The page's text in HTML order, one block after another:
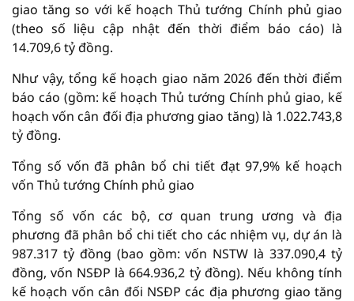
giao tăng so với kế hoạch Thủ tướng Chính phủ giao
(theo số liệu cập nhật đến thời điểm báo cáo) là
14.709,6 tỷ đồng.
Như vậy, tổng kế hoạch giao năm 2026 đến thời điểm
báo cáo (gồm: kế hoạch Thủ tướng Chính phủ giao, kế
hoạch vốn cân đối địa phương giao tăng) là 1.022.743,8
tỷ đồng.
Tổng số vốn đã phân bổ chi tiết đạt 97,9% kế hoạch
vốn Thủ tướng Chính phủ giao
Tổng số vốn các bộ, cơ quan trung ương và địa
phương đã phân bổ chi tiết cho các nhiệm vụ, dự án là
987.317 tỷ đồng (bao gồm: vốn NSTW là 337.090,4 tỷ
đồng, vốn NSĐP là 664.936,2 tỷ đồng). Nếu không tính
kế hoạch vốn cân đối NSĐP các địa phương giao tăng